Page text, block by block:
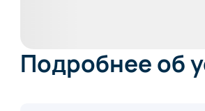
Подробнее об